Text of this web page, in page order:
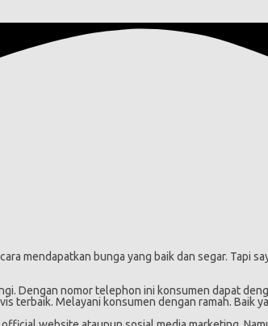
mendapatkan bunga yang baik dan segar. Tapi
Dengan nomor telephon ini konsumen dapat
terbaik. Melayani konsumen dengan ramah.